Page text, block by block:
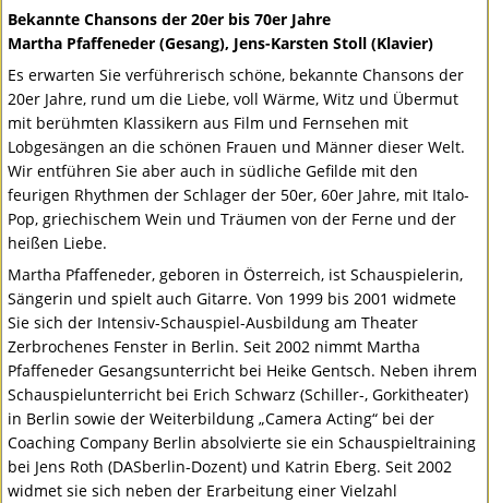
Bekannte Chansons der 20er bis 70er Jahre
Martha Pfaffeneder (Gesang), Jens-Karsten Stoll (Klavier)
Es erwarten Sie verführerisch schöne, bekannte Chansons der
20er Jahre, rund um die Liebe, voll Wärme, Witz und Übermut
mit berühmten Klassikern aus Film und Fernsehen mit
Lobgesängen an die schönen Frauen und Männer dieser Welt.
Wir entführen Sie aber auch in südliche Gefilde mit den
feurigen Rhythmen der Schlager der 50er, 60er Jahre, mit Italo-
Pop, griechischem Wein und Träumen von der Ferne und der
heißen Liebe.
Martha Pfaffeneder, geboren in Österreich, ist Schauspielerin,
Sängerin und spielt auch Gitarre. Von 1999 bis 2001 widmete
Sie sich der Intensiv-Schauspiel-Ausbildung am Theater
Zerbrochenes Fenster in Berlin. Seit 2002 nimmt Martha
Pfaffeneder Gesangsunterricht bei Heike Gentsch. Neben ihrem
Schauspielunterricht bei Erich Schwarz (Schiller-, Gorkitheater)
in Berlin sowie der Weiterbildung „Camera Acting“ bei der
Coaching Company Berlin absolvierte sie ein Schauspieltraining
bei Jens Roth (DASberlin-Dozent) und Katrin Eberg. Seit 2002
widmet sie sich neben der Erarbeitung einer Vielzahl